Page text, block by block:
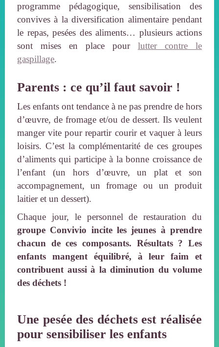
programme pédagogique, sensibilisation des
convives à la diversification alimentaire pendant
le repas, pesées des aliments… plusieurs actions
sont mises en place pour lutter contre le
gaspillage.
Parents : ce qu’il faut savoir !
Les enfants ont tendance à ne pas prendre de hors
d’œuvre, de fromage et/ou de dessert. Ils veulent
manger vite pour repartir courir et vaquer à leurs
loisirs. C’est la complémentarité de ces groupes
d’aliments qui participe à la bonne croissance de
l’enfant (un hors d’œuvre, un plat et son
accompagnement, un fromage ou un produit
laitier et un dessert).
Chaque jour, le personnel de restauration du
groupe Convivio incite les jeunes à prendre
chacun de ces composants. Résultats ? Les
enfants mangent équilibré, à leur faim et
contribuent aussi à la diminution du volume
des déchets !
Une pesée des déchets est réalisée
pour sensibiliser les enfants